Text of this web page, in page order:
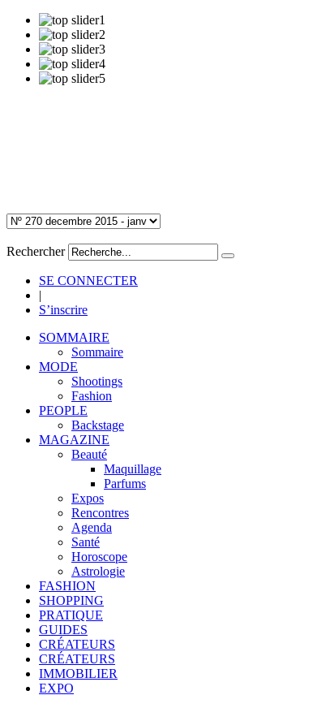
Rechercher
SE CONNECTER
|
S’inscrire
SOMMAIRE
Sommaire
MODE
Shootings
Fashion
PEOPLE
Backstage
MAGAZINE
Beauté
Maquillage
Parfums
Expos
Rencontres
Agenda
Santé
Horoscope
Astrologie
FASHION
SHOPPING
PRATIQUE
GUIDES
CRÉATEURS
CRÉATEURS
IMMOBILIER
EXPO